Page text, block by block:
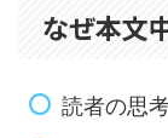
なぜ本文
読者の思